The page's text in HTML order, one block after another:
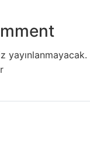
yayınlanmayacak.